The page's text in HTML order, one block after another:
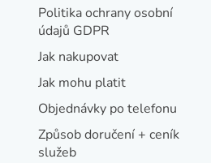
Politika ochrany osobní
údajů GDPR
Jak nakupovat
Jak mohu platit
Objednávky po telefonu
Způsob doručení + ceník
služeb